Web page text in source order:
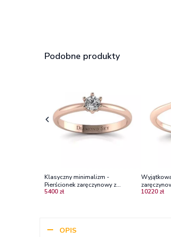
Podobne produkty
Klasyczny minimalizm -
Pierścionek zaręczynowy z
różowego złota z diamentem
5400 zł
diamentem
10220 zł
OPIS